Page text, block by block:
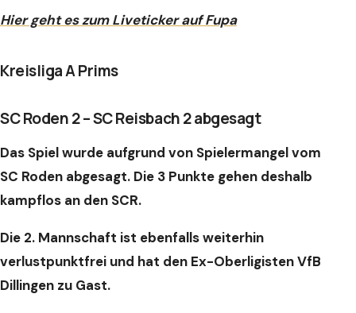
Hier geht es zum Liveticker auf Fupa
Kreisliga A Prims
SC Roden 2 – SC Reisbach 2 abgesagt
Das Spiel wurde aufgrund von Spielermangel vom
SC Roden abgesagt. Die 3 Punkte gehen deshalb
kampflos an den SCR.
Die 2. Mannschaft ist ebenfalls weiterhin
verlustpunktfrei und hat den Ex-Oberligisten VfB
Dillingen zu Gast.